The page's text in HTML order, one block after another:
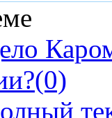
(0)